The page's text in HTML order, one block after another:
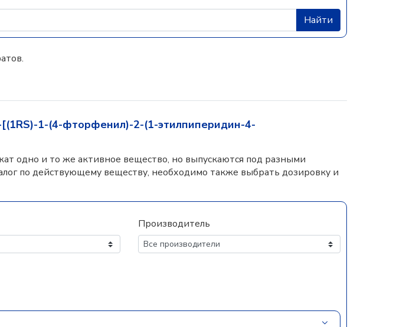
Найти
1-(4-фторфенил)-2-(1-этилпиперидин-4-
одно и то же активное вещество, но выпускаются под разными
по действующему веществу, необходимо также выбрать дозировку и
Производитель